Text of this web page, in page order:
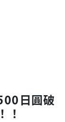
日圓破
！